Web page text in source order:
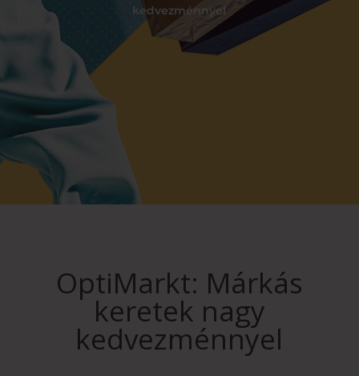
kedvezménnyel
OptiMarkt: Márkás
keretek nagy
kedvezménnyel